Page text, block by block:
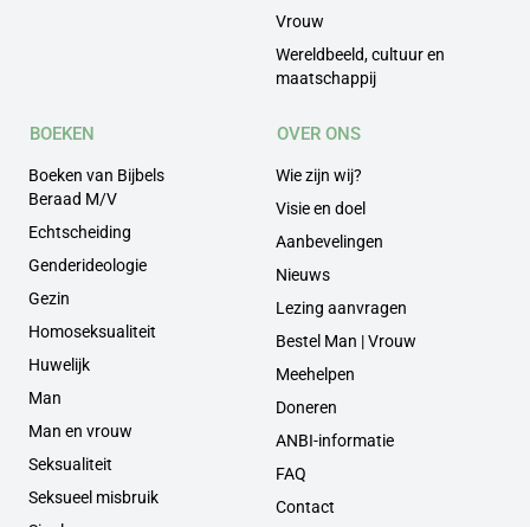
Vrouw
Wereldbeeld, cultuur en
maatschappij
BOEKEN
Boeken van Bijbels
Beraad M/V
Echtscheiding
Genderideologie
Gezin
Homoseksualiteit
Huwelijk
Man
Man en vrouw
Seksualiteit
Seksueel misbruik
OVER ONS
Wie zijn wij?
Visie en doel
Aanbevelingen
Nieuws
Lezing aanvragen
Bestel Man | Vrouw
Meehelpen
Doneren
ANBI-informatie
FAQ
Contact